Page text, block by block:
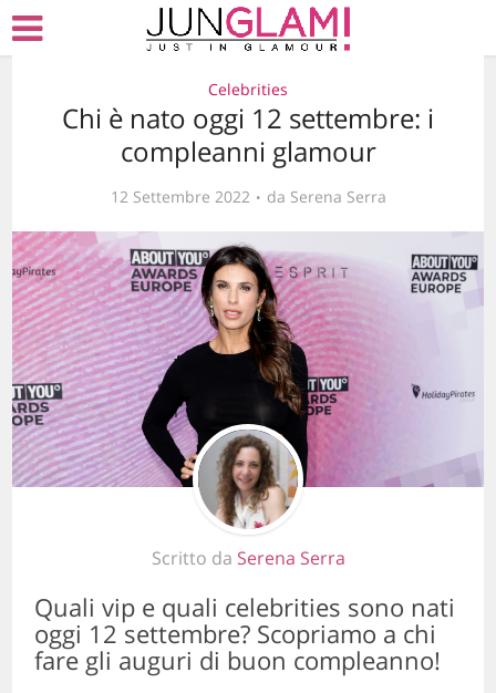
Celebrities
Chi è nato oggi 12 settembre: i
compleanni glamour
12 Settembre 2022 da Serena Serra
Scritto da Serena Serra
Quali vip e quali celebrities sono nati
oggi 12 settembre? Scopriamo a chi
fare gli auguri di buon compleanno!